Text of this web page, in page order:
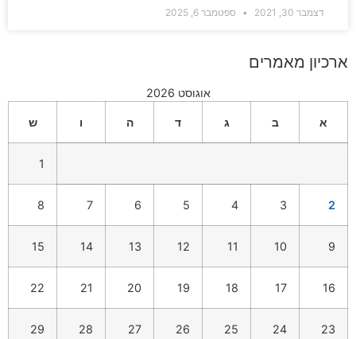
דצמבר 30, 2021 ספטמבר 6, 2025
ארכיון מאמרים
אוגוסט 2026
א ב ג ד ה ו ש
1
2
3
4
5
6
7
8
9
10
11
12
13
14
15
16
17
18
19
20
21
22
23
24
25
26
27
28
29